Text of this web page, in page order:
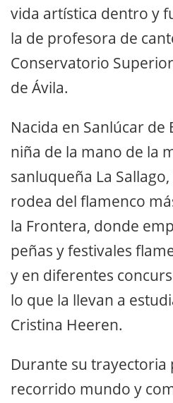
vida artística dentro y
la de profesora de
Conservatorio
de Ávila.
Nacida en Sanlúcar
niña de la mano de la
sanluqueña La Sallago,
rodea del flamenco
la Frontera, donde
peñas y festivales
y en diferentes
lo que la llevan a
Cristina Heeren.
Durante su trayectoria
recorrido mundo y